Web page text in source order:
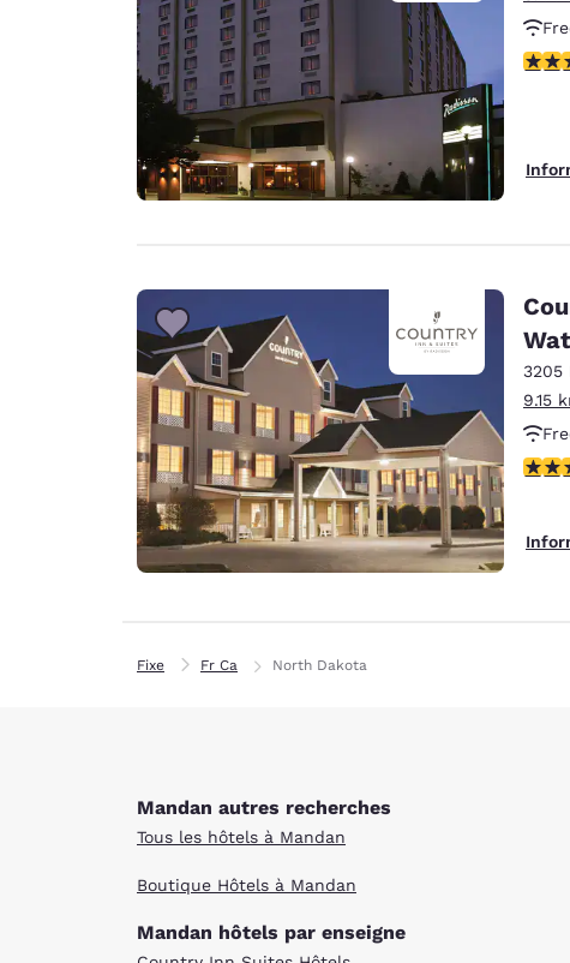
3.39
3205
9.15
3.32
Fixe Fr Ca North Dakota
Mandan autres recherches
Tous les hôtels à Mandan
Boutique Hôtels à Mandan
Mandan hôtels par enseigne